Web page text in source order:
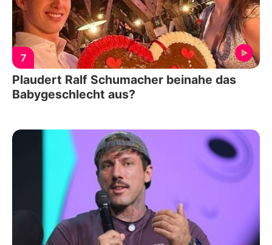
7
Plaudert Ralf Schumacher beinahe das
Babygeschlecht aus?